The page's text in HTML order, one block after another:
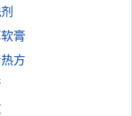
膏
方